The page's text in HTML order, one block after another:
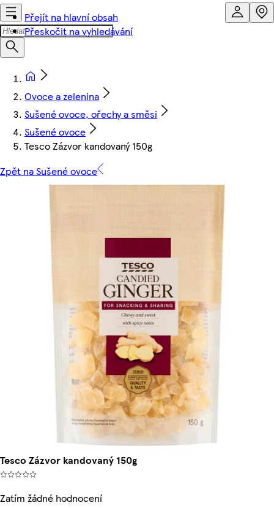
Přejít na hlavní obsah
Přeskočit na vyhledávání
Ovoce a zelenina
Sušené ovoce, ořechy a směsi
Sušené ovoce
Tesco Zázvor kandovaný 150g
Zpět na Sušené ovoce
Tesco Zázvor kandovaný 150g
Zatím žádné hodnocení